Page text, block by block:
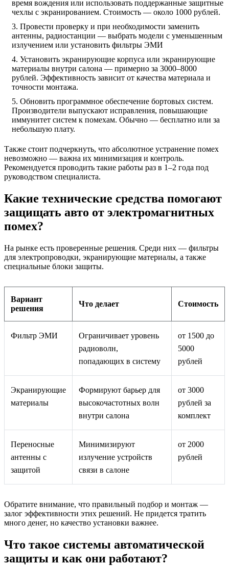
время вождения или использовать поддержанные защитные
чехлы с экранированием. Стоимость — около 1000 рублей.
Провести проверку и при необходимости заменить
антенны, радиостанции — выбрать модели с уменьшенным
излучением или установить фильтры ЭМИ
Установить экранирующие корпуса или экранирующие
материалы внутри салона — примерно за 3000–8000
рублей. Эффективность зависит от качества материала и
точности монтажа.
Обновить программное обеспечение бортовых систем.
Производители выпускают исправления, повышающие
иммунитет систем к помехам. Обычно — бесплатно или за
небольшую плату.
Также стоит подчеркнуть, что абсолютное устранение помех
невозможно — важна их минимизация и контроль.
Рекомендуется проводить такие работы раз в 1–2 года под
руководством специалиста.
Какие технические средства помогают
защищать авто от электромагнитных
помех?
На рынке есть проверенные решения. Среди них — фильтры
для электропроводки, экранирующие материалы, а также
специальные блоки защиты.
Вариант
решения
Что делает Стоимость
Фильтр ЭМИ
Ограничивает уровень
радиоволн,
попадающих в систему
от 1500 до
5000
рублей
Экранирующие
материалы
Формируют барьер для
высокочастотных волн
внутри салона
от 3000
рублей за
комплект
Переносные
антенны с
защитой
Минимизируют
излучение устройств
связи в салоне
от 2000
рублей
Обратите внимание, что правильный подбор и монтаж —
залог эффективности этих решений. Не придется тратить
много денег, но качество установки важнее.
Что такое системы автоматической
защиты и как они работают?